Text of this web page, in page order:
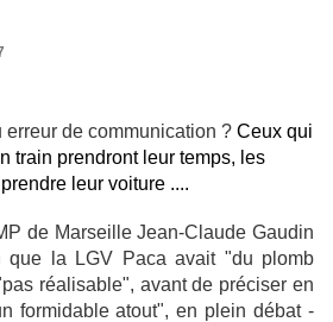
de communication ? Ceux qui
train prendront leur temps, les
leur voiture ....
de Marseille Jean-Claude Gaudin
que la LGV Paca avait "du plomb
réalisable", avant de préciser en
formidable atout", en plein débat -